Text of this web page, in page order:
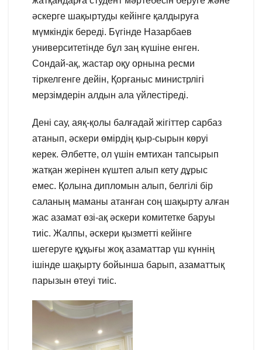
әскерге шақыртуды кейінге қалдыруға
мүмкіндік береді. Бүгінде Назарбаев
университетінде бұл заң күшіне енген.
Сондай-ақ, жастар оқу орнына ресми
тіркелгенге дейін, Қорғаныс министрлігі
мерзімдерін алдын ала үйлестіреді.
Дені сау, аяқ-қолы балғадай жігіттер сарбаз
атанып, әскери өмірдің қыр-сырын көруі
керек. Әлбетте, ол үшін емтихан тапсырып
жатқан жерінен күштеп алып кету дұрыс
емес. Қолына дипломын алып, белгілі бір
саланың маманы атанған соң шақырту алған
жас азамат өзі-ақ әскери комитетке баруы
тиіс. Жалпы, әскери қызметті кейінге
шегеруге құқығы жоқ азаматтар үш күннің
ішінде шақырту бойынша барып, азаматтық
парызын өтеуі тиіс.